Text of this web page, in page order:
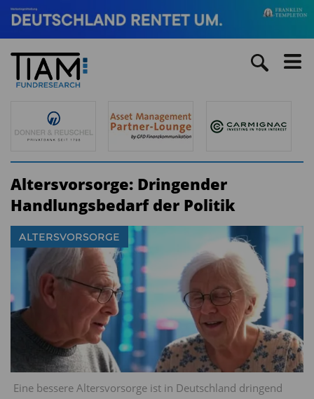
Altersvorsorge: Dringender
Handlungsbedarf der Politik
Eine bessere Altersvorsorge ist in Deutschland dringend
ALTERSVORSORGE